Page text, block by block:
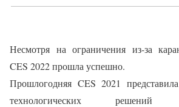
Несмотря на ограничения из-за
CES 2022 прошла успешно.
Прошлогодняя CES 2021
технологических